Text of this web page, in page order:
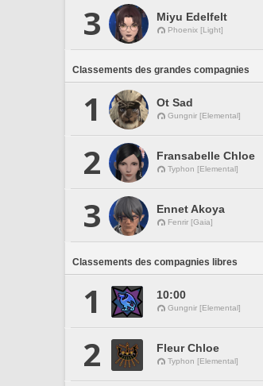
3 Miyu Edelfelt
Phoenix [Light]
Classements des grandes compagnies
1 Ot Sad
Gungnir [Elemental]
2 Fransabelle Chloe
Typhon [Elemental]
3 Ennet Akoya
Fenrir [Gaia]
Classements des compagnies libres
1 10:00
Gungnir [Elemental]
2 Fleur Chloe
Typhon [Elemental]